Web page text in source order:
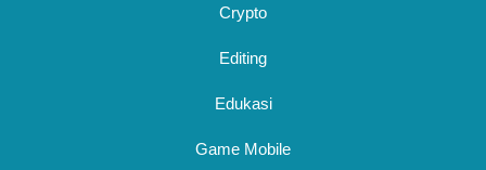
Crypto
Editing
Edukasi
Game Mobile